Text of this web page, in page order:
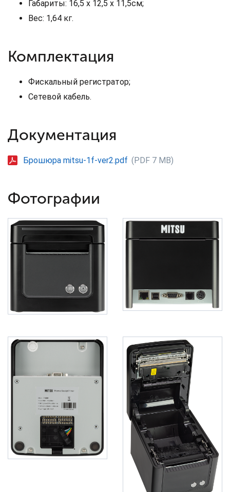
Габариты: 16,5 x 12,5 x 11,5см;
Вес: 1,64 кг.
Комплектация
Фискальный регистратор;
Сетевой кабель.
Документация
Брошюра mitsu-1f-ver2.pdf (PDF 7 MB)
Фотографии